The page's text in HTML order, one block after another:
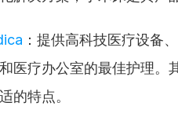
：提供高科技医疗设备
医疗办公室的最佳护理。
的特点。